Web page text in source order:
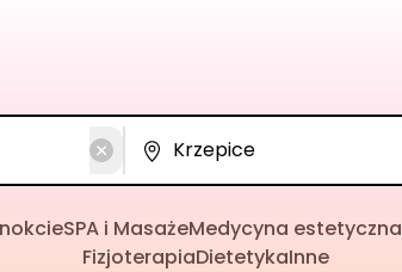
SPA i MasażeMedycyna estetyczna
FizjoterapiaDietetykaInne